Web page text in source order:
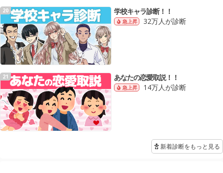
20 学校キャラ診断！！
急上昇 32万人が診断
21 あなたの恋愛取説！！
急上昇 14万人が診断
新着診断をもっと見る